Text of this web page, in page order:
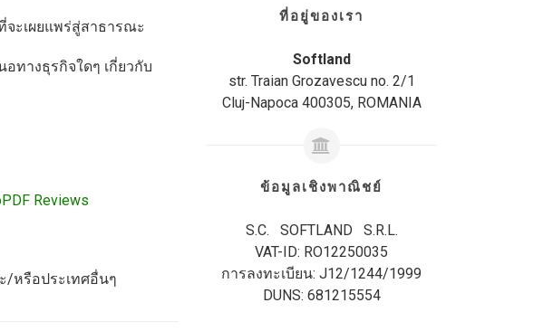
ะเผยแพร่สู่สาธารณะ
ทางธุรกิจใดๆ เกี่ยวกับ
Reviews
/หรือประเทศอื่นๆ
ที่อยู่ของเรา
Softland
str. Traian Grozavescu no. 2/1
Cluj-Napoca 400305, ROMANIA
ข้อมูลเชิงพาณิชย์
S.C. SOFTLAND S.R.L.
VAT-ID: RO12250035
การลงทะเบียน: J12/1244/1999
DUNS: 681215554